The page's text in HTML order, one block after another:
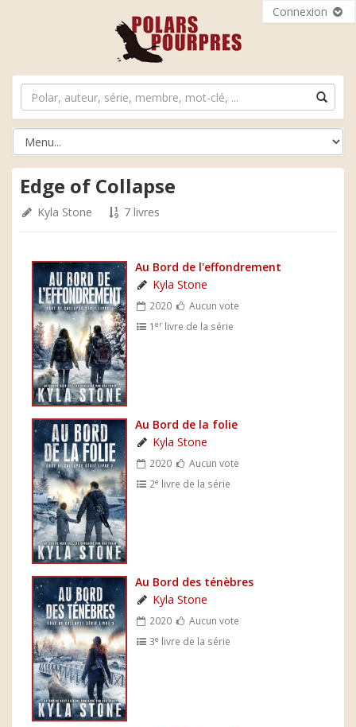
Connexion
Edge of Collapse
Kyla Stone 7 livres
Au Bord de l'effondrement
Kyla Stone
2020
Aucun vote
1er livre de la série
Au Bord de la folie
Kyla Stone
2020
Aucun vote
2e livre de la série
Au Bord des ténèbres
Kyla Stone
2020
Aucun vote
3e livre de la série